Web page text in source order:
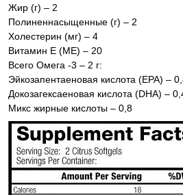
Жир (г) – 2
Полиненнасыщенные (г) – 2
Холестерин (мг) – 4
Витамин Е (МЕ) – 20
Всего Омега -3 – 2 г:
Эйкозапентаеновая кислота (EPA) –
Докозагексаеновая кислота (DHA) –
Микс жирные кислоты – 0,8